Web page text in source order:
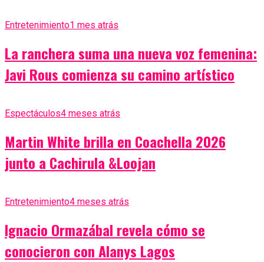
Entretenimiento1 mes atrás
La ranchera suma una nueva voz femenina:
Javi Rous comienza su camino artístico
Espectáculos4 meses atrás
Martin White brilla en Coachella 2026
junto a Cachirula &Loojan
Entretenimiento4 meses atrás
Ignacio Ormazábal revela cómo se
conocieron con Alanys Lagos